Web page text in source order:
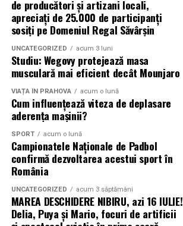
de producători și artizani locali,
apreciați de 25.000 de participanți
sosiți pe Domeniul Regal Săvârșin
UNCATEGORIZED acum 3 luni
Studiu: Wegovy protejează masa
musculară mai eficient decât Mounjaro
VIAȚA ÎN PRAHOVA acum o lună
Cum influențează viteza de deplasare
aderența mașinii?
SPORT acum o lună
Campionatele Naționale de Padbol
confirmă dezvoltarea acestui sport în
România
UNCATEGORIZED acum 3 săptămâni
MAREA DESCHIDERE NIBIRU, azi 16 IULIE!
Delia, Puya și Mario, focuri de artificii